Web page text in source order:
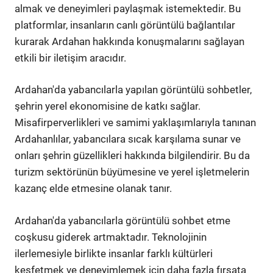
almak ve deneyimleri paylaşmak istemektedir. Bu
platformlar, insanların canlı görüntülü bağlantılar
kurarak Ardahan hakkında konuşmalarını sağlayan
etkili bir iletişim aracıdır.
Ardahan'da yabancılarla yapılan görüntülü sohbetler,
şehrin yerel ekonomisine de katkı sağlar.
Misafirperverlikleri ve samimi yaklaşımlarıyla tanınan
Ardahanlılar, yabancılara sıcak karşılama sunar ve
onları şehrin güzellikleri hakkında bilgilendirir. Bu da
turizm sektörünün büyümesine ve yerel işletmelerin
kazanç elde etmesine olanak tanır.
Ardahan'da yabancılarla görüntülü sohbet etme
coşkusu giderek artmaktadır. Teknolojinin
ilerlemesiyle birlikte insanlar farklı kültürleri
keşfetmek ve deneyimlemek için daha fazla fırsata